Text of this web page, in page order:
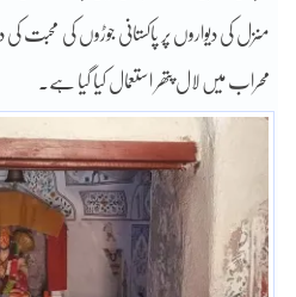
منزل کی دیواروں پر پاکستانی جوڑوں کی محبت
محراب میں لال پتھر استعمال کیا گیا ہے۔